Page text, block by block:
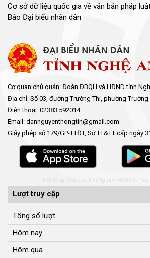
Cơ sở dữ liệu quốc gia về văn bản pháp
Báo Đại biểu nhân dân
Cơ quan chủ quản: Đoàn ĐBQH và HĐND tỉnh
Địa chỉ: Số 03, đường Trường Thi, phường Trường
Điện thoại: 02383.592014
Email: dannguyenthongtin@gmail.com
Giấy phép số 179/GP-TTĐT, Sở TT&TT cấp ngày
Hội đồng nhân dân tỉnh Nghệ An © 2021. Phát
Lượt truy cập
Tổng số lượt
Hôm nay
Hôm qua